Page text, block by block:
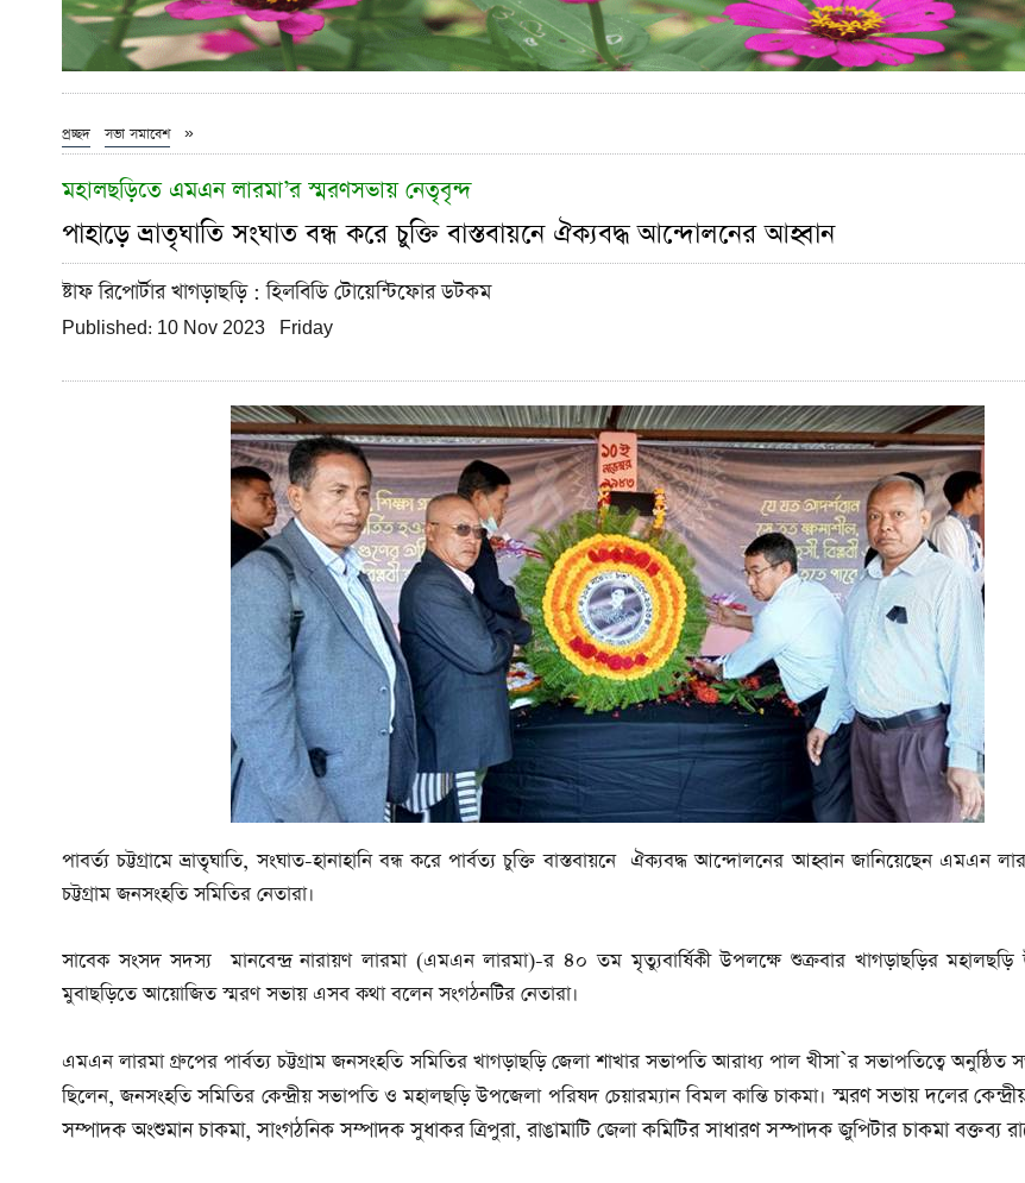
প্রচ্ছদ »
সভা সমাবেশ
মহালছড়িতে এমএন লারমা’র স্মরণসভায় নেতৃবৃন্দ
পাহাড়ে ভ্রাতৃঘাতি সংঘাত বন্ধ করে চুক্তি বাস্তবায়নে ঐক্যবদ্ধ আন্দোলনের আহ্বান
ষ্টাফ রিপোর্টার খাগড়াছড়ি: হিলবিডি টোয়েন্টিফোর ডটকম
Published: 10 Nov 2023 Friday
পাবর্ত্য চট্টগ্রামে ভ্রাতৃঘাতি, সংঘাত-হানাহানি বন্ধ করে পার্বত্য চুক্তি বাস্তবায়নে ঐক্যবদ্ধ আন্দোলনের আহ্বান জানিয়েছেন এমএন
চট্টগ্রাম জনসংহতি সমিতির নেতারা।
সাবেক সংসদ সদস্য মানবেন্দ্র নারায়ণ লারমা (এমএন লারমা)-র ৪০ তম মৃত্যুবার্ষিকী উপলক্ষে শুক্রবার খাগড়াছড়ির মহালছড়ি
মুবাছড়িতে আয়োজিত স্মরণ সভায় এসব কথা বলেন সংগঠনটির নেতারা।
এমএন লারমা গ্রুপের পার্বত্য চট্টগ্রাম জনসংহতি সমিতিরখাগড়াছড়ি জেলা শাখার সভাপতি আরাধ্য পাল খীসা`র সভাপতিত্বে অনুষ্ঠিত
ছিলেন, জনসংহতি সমিতির কেন্দ্রীয় সভাপতি ও মহালছড়ি উপজেলা পরিষদ চেয়ারম্যান বিমল কান্তি চাকমা। স্মরণ সভায় দলের
সম্পাদক অংশুমান চাকমা, সাংগঠনিক সম্পাদক সুধাকর ত্রিপুরা, রাঙামাটি জেলা কমিটির সাধারণ সস্পাদক জুপিটার চাকমা বক্তব্য